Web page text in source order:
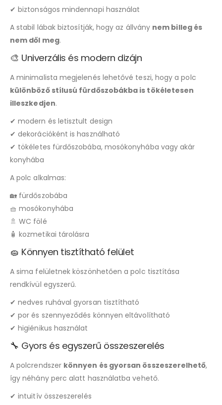
✔ biztonságos mindennapi használat
A stabil lábak biztosítják, hogy az állvány nem billeg és
nem dől meg.
🎨 Univerzális és modern dizájn
A minimalista megjelenés lehetővé teszi, hogy a polc
különböző stílusú fürdőszobákba is tökéletesen
illeszkedjen.
✔ modern és letisztult design
✔ dekorációként is használható
✔ tökéletes fürdőszobába, mosókonyhába vagy akár
konyhába
A polc alkalmas:
🏡 fürdőszobába
🧺 mosókonyhába
🚿 WC fölé
🧴 kozmetikai tárolásra
🧽 Könnyen tisztítható felület
A sima felületnek köszönhetően a polc tisztítása
rendkívül egyszerű.
✔ nedves ruhával gyorsan tisztítható
✔ por és szennyeződés könnyen eltávolítható
✔ higiénikus használat
🔧 Gyors és egyszerű összeszerelés
A polcrendszer könnyen és gyorsan összeszerelhető,
így néhány perc alatt használatba vehető.
✔ intuitív összeszerelés